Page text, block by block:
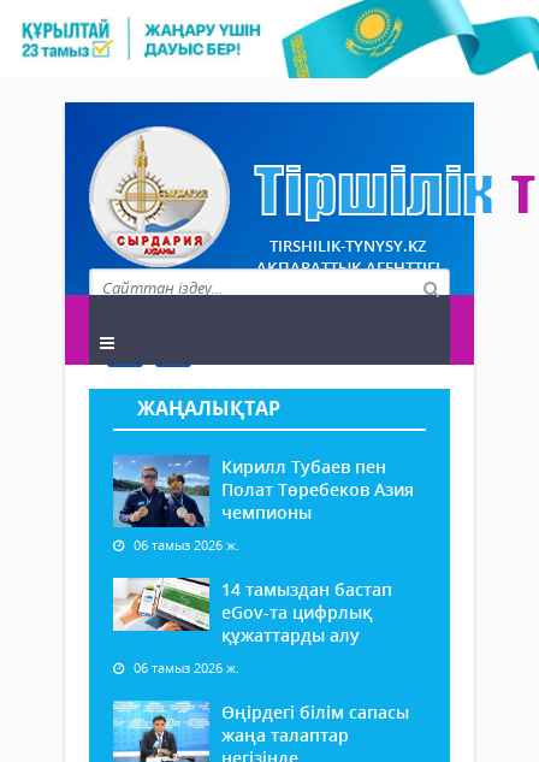
TIRSHILIK-TYNYSY.KZ
АҚПАРАТТЫҚ АГЕНТТІГІ
ЖАҢАЛЫҚТАР
Кирилл Тубаев пен
Полат Төребеков Азия
чемпионы
06 тамыз 2026 ж.
14 тамыздан бастап
еGov-та цифрлық
құжаттарды алу
06 тамыз 2026 ж.
Өңірдегі білім сапасы
жаңа талаптар
негізінде